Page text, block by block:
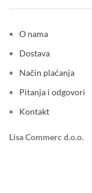
O nama
Dostava
Način plaćanja
Pitanja i odgovori
Kontakt
Lisa Commerc d.o.o.